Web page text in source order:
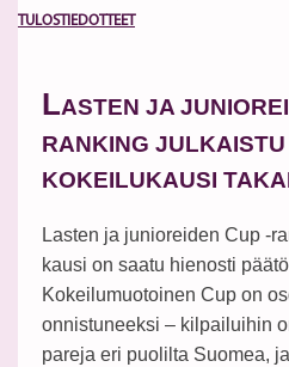
TULOSTIEDOTTEET
LASTEN JA
RANKING
KOKEILUKAUSI
Lasten ja junioreiden Cup -
kausi on saatu hienosti
Kokeilumuotoinen Cup on
onnistuneeksi – kilpailuihin
pareja eri puolilta Suomea,